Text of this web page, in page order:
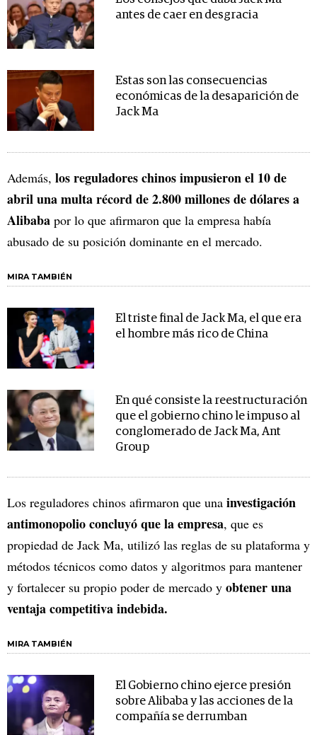
antes de caer en desgracia
Estas son las consecuencias
económicas de la desaparición de
Jack Ma
Además, los reguladores chinos impusieron el 10 de
abril una multa récord de 2.800 millones de dólares a
Alibaba por lo que afirmaron que la empresa había
abusado de su posición dominante en el mercado.
MIRA TAMBIÉN
El triste final de Jack Ma, el que era
el hombre más rico de China
En qué consiste la reestructuración
que el gobierno chino le impuso al
conglomerado de Jack Ma, Ant
Group
Los reguladores chinos afirmaron que una investigación
antimonopolio concluyó que la empresa, que es
propiedad de Jack Ma, utilizó las reglas de su plataforma y
métodos técnicos como datos y algoritmos para mantener
y fortalecer su propio poder de mercado y obtener una
ventaja competitiva indebida.
MIRA TAMBIÉN
El Gobierno chino ejerce presión
sobre Alibaba y las acciones de la
compañía se derrumban